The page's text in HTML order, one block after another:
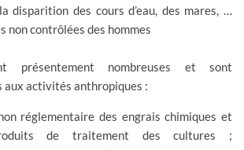
disparition des cours d’eau, des mares, …
non contrôlées des hommes
présentement nombreuses et sont
aux activités anthropiques :
réglementaire des engrais chimiques et
de traitement des cultures ;